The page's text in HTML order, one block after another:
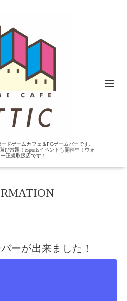
ドゲームカフェ＆PCゲームバーです。
び放題！esportsイベントも開催中！ウォ
正規取扱店です！
ーが出来ました！